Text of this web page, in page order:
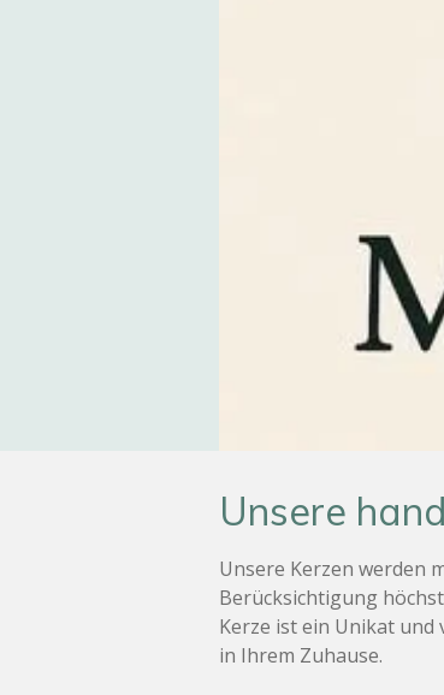
Unsere
Unsere Kerzen werden
Berücksichtigung
Kerze ist ein Unikat
in Ihrem Zuhause.